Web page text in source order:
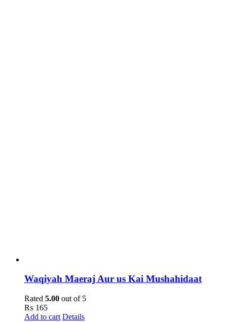
Waqiyah Maeraj Aur us Kai Mushahidaat
Rated 5.00 out of 5
₨ 165
Add to cart Details